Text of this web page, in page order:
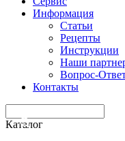
Информация
Статьи
Рецепты
Инструкции
Наши
Вопрос-
Контакты
Каталог